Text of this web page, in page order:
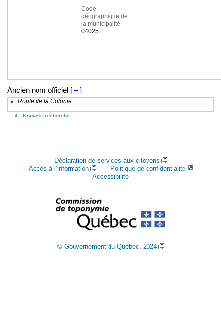
Code
géographique de
la municipalité
04025
Ancien nom officiel [ – ]
Route de la Colonie
Nouvelle recherche
Déclaration de services aux citoyens
Accès à l’information
Politique de confidentialité
Accessibilité
© Gouvernement du Québec, 2024